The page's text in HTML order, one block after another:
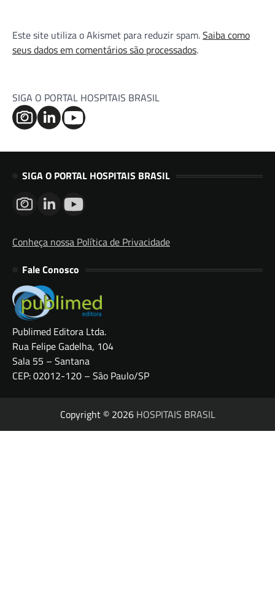
Este site utiliza o Akismet para reduzir spam.Saiba como
seus dados em comentários são processados.
SIGA O PORTAL HOSPITAIS BRASIL
SIGA O PORTAL HOSPITAIS BRASIL
Conheça nossa Política de Privacidade
Fale Conosco
Publimed Editora Ltda.
Rua Felipe Gadelha, 104
Sala 55 – Santana
CEP: 02012-120 – São Paulo/SP
Copyright © 2026 HOSPITAIS BRASIL